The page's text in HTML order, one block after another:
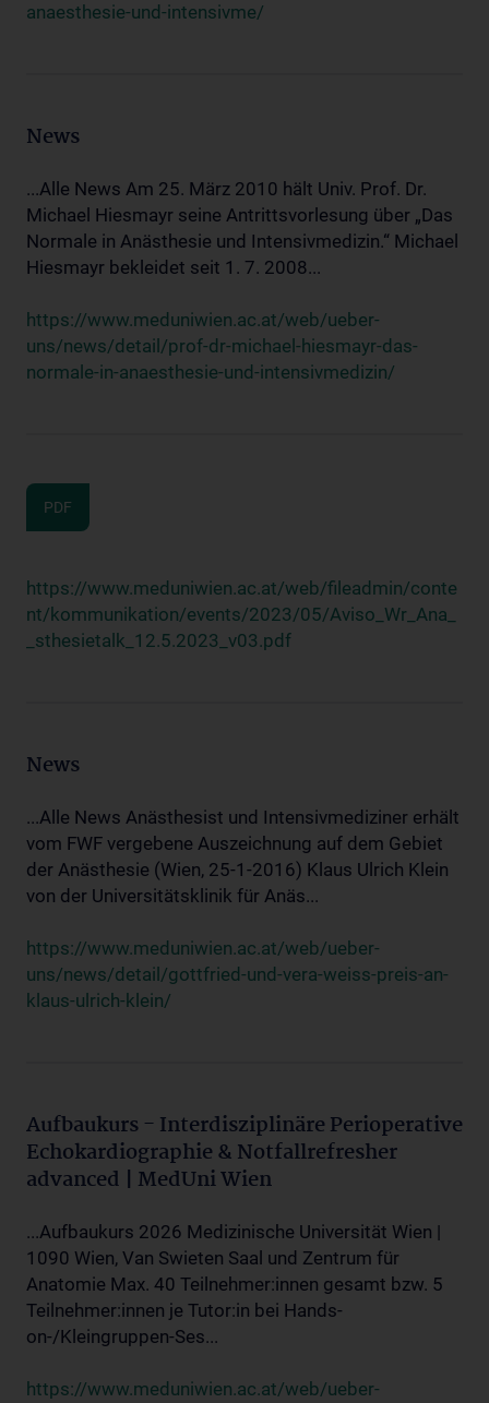
anaesthesie-und-intensivme/
News
...Alle News Am 25. März 2010 hält Univ. Prof. Dr.
Michael Hiesmayr seine Antrittsvorlesung über „Das
Normale in Anästhesie und Intensivmedizin.“ Michael
Hiesmayr bekleidet seit 1. 7. 2008...
https://www.meduniwien.ac.at/web/ueber-
uns/news/detail/prof-dr-michael-hiesmayr-das-
normale-in-anaesthesie-und-intensivmedizin/
PDF
https://www.meduniwien.ac.at/web/fileadmin/conte
nt/kommunikation/events/2023/05/Aviso_Wr_Ana_
_sthesietalk_12.5.2023_v03.pdf
News
...Alle News Anästhesist und Intensivmediziner erhält
vom FWF vergebene Auszeichnung auf dem Gebiet
der Anästhesie (Wien, 25-1-2016) Klaus Ulrich Klein
von der Universitätsklinik für Anäs...
https://www.meduniwien.ac.at/web/ueber-
uns/news/detail/gottfried-und-vera-weiss-preis-an-
klaus-ulrich-klein/
Aufbaukurs - Interdisziplinäre Perioperative
Echokardiographie & Notfallrefresher
advanced | MedUni Wien
...Aufbaukurs 2026 Medizinische Universität Wien |
1090 Wien, Van Swieten Saal und Zentrum für
Anatomie Max. 40 Teilnehmer:innen gesamt bzw. 5
Teilnehmer:innen je Tutor:in bei Hands-
on-/Kleingruppen-Ses...
https://www.meduniwien.ac.at/web/ueber-